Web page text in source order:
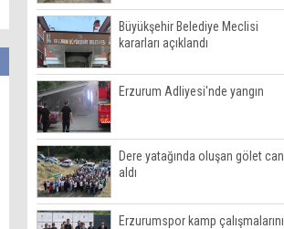
Büyükşehir Belediye Meclisi
kararları açıklandı
Erzurum Adliyesi'nde yangın
Dere yatağında oluşan gölet can
aldı
Erzurumspor kamp çalışmalarını